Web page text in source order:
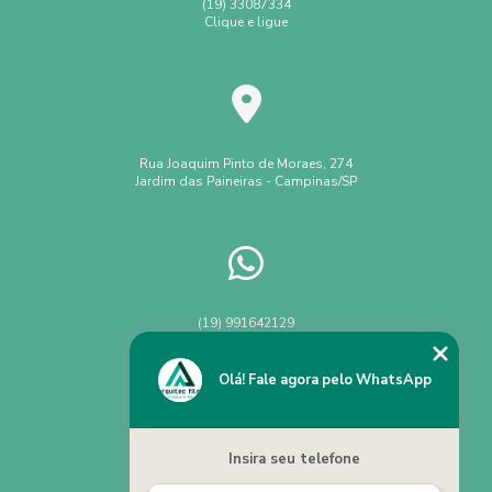
(19) 33087334
Clique e ligue
Rua Joaquim Pinto de Moraes, 274
Jardim das Paineiras - Campinas/SP
(19) 991642129
Home
Olá! Fale agora pelo WhatsApp
Insira seu telefone